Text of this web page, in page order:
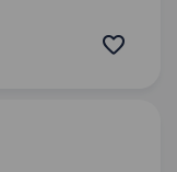
просторі